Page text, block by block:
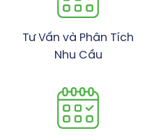
Tư Vấn và Phân Tích
Nhu Cầu